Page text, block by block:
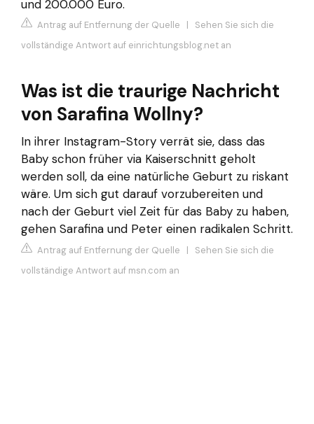
und 200.000 Euro.
Antrag auf Entfernung der Quelle | Sehen Sie sich die
vollständige Antwort auf einrichtungsblog.net an
Was ist die traurige Nachricht
von Sarafina Wollny?
In ihrer Instagram-Story verrät sie, dass das
Baby schon früher via Kaiserschnitt geholt
werden soll, da eine natürliche Geburt zu riskant
wäre. Um sich gut darauf vorzubereiten und
nach der Geburt viel Zeit für das Baby zu haben,
gehen Sarafina und Peter einen radikalen Schritt.
Antrag auf Entfernung der Quelle | Sehen Sie sich die
vollständige Antwort auf msn.com an